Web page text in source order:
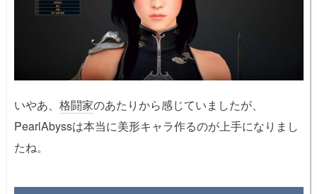
いやあ、 格闘家のあたりから感じていましたが、
PearlAbyssは本当に美形キャラ作るのが上手になりまし
たね。